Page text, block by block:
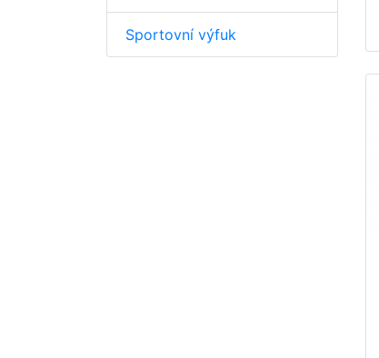
Sportovní výfuk